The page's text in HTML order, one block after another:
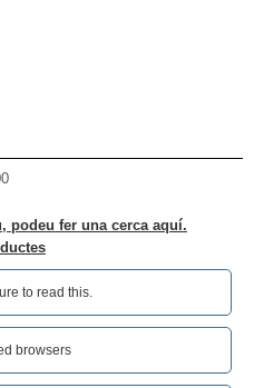
podeu fer una cerca aquí.
to read this.‎
browsers